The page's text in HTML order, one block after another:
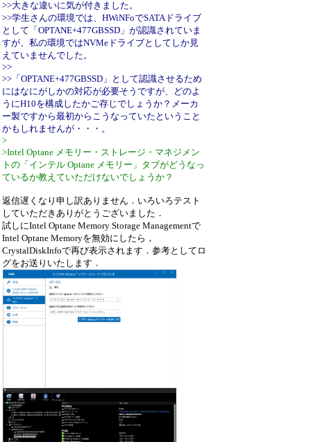
>>大きな違いに気が付きました。
>>学生さんの環境では、HWiNFoでSATAドライブ
として「OPTANE+477GBSSD」が認識されていま
すが、私の環境ではNVMeドライブとしてしか見
えていませんでした。
>>
>>「OPTANE+477GBSSD」として認識させるため
にはなにがしかの対応が必要そうですが、どのよ
うにH10を構成したかご存じでしょうか？メーカ
ー製ですから最初からこうなっていたということ
かもしれませんが・・・。
>
>Intel Optane メモリー・ストレージ・マネジメン
トの「インテル Optane メモリー」タブがどうなっ
ているか教えていただけないでしょうか？
返信遅くなり申し訳ありません．いろいろテスト
していただきありがとうございました．
試しにIntel Optane Memory Storage Managementで
Intel Optane Memoryを無効にしたら，
CrystalDiskInfoで再び表示されます．参考としてロ
グをお送りいたします．